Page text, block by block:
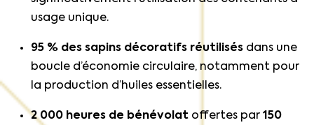
usage unique.
95 % des sapins décoratifs réutilisés dans une
boucle d’économie circulaire, notamment pour
la production d’huiles essentielles.
2 000 heures de bénévolat offertes par 150